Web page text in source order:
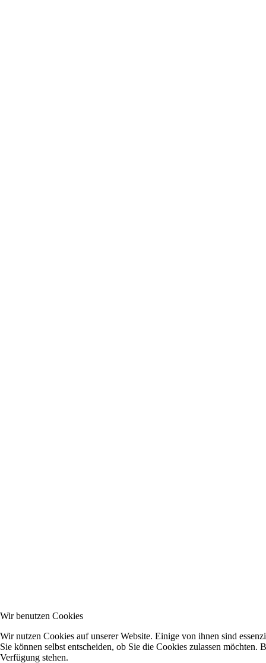
Wir benutzen Cookies
Wir nutzen Cookies auf unserer Website. Einige von ihnen sind
Sie können selbst entscheiden, ob Sie die Cookies zulassen
Verfügung stehen.